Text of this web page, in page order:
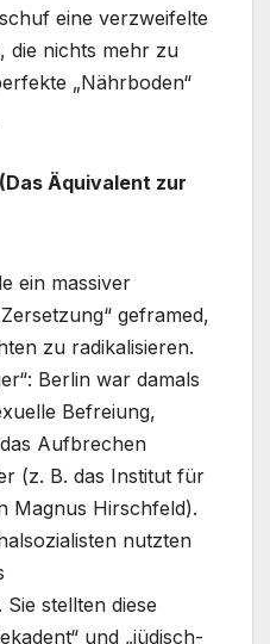
eine verzweifelte
die nichts mehr zu
„Nährboden“
Äquivalent zur
ein massiver
geframed,
zu radikalisieren.
Berlin war damals
Befreiung,
Aufbrechen
(z. B. das Institut für
Magnus Hirschfeld).
nutzten
Sie stellten diese
und „jüdisch-